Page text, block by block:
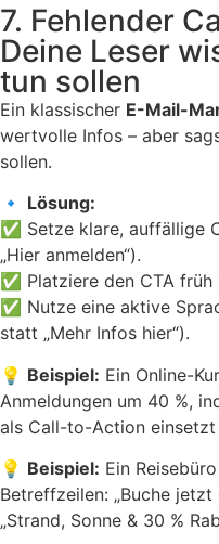
7. Fehlender
Deine Leser
tun sollen
Ein klassischer E-Mail-
wertvolle Infos – aber
sollen.
🔹 Lösung:
✅ Setze klare, auffällige
„Hier anmelden“).
✅ Platziere den CTA
✅ Nutze eine aktive
statt „Mehr Infos hier“).
💡 Beispiel: Ein Online-
Anmeldungen um 40 %,
als Call-to-Action einsetzt
💡 Beispiel: Ein
Betreffzeilen: „Buche jetzt
„Strand, Sonne & 30 %